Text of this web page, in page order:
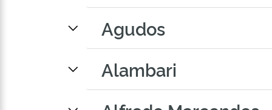
Agudos
Alambari